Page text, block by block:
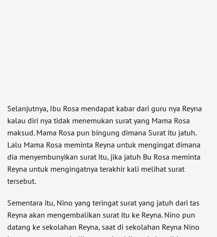
Selanjutnya, Ibu Rosa mendapat kabar dari guru nya Reyna
kalau diri nya tidak menemukan surat yang Mama Rosa
maksud. Mama Rosa pun bingung dimana Surat itu jatuh.
Lalu Mama Rosa meminta Reyna untuk mengingat dimana
dia menyembunyikan surat itu, jika jatuh Bu Rosa meminta
Reyna untuk mengingatnya terakhir kali melihat surat
tersebut.
Sementara itu, Nino yang teringat surat yang jatuh dari tas
Reyna akan mengembalikan surat itu ke Reyna. Nino pun
datang ke sekolahan Reyna, saat di sekolahan Reyna Nino